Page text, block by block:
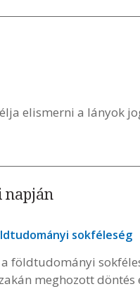
elismerni a lányok
napján
sokféleség
földtudományi
meghozott